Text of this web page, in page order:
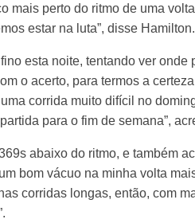
mais perto do ritmo de uma
estar na luta”, disse Hamilton.
esta noite, tentando ver onde
o acerto, para termos a
corrida muito difícil no
para o fim de semana”,
abaixo do ritmo, e também
bom vácuo na minha volta
corridas longas, então, com